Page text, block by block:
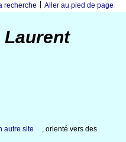
recherche Aller au pied de page
Laurent
autre site
, orienté vers des